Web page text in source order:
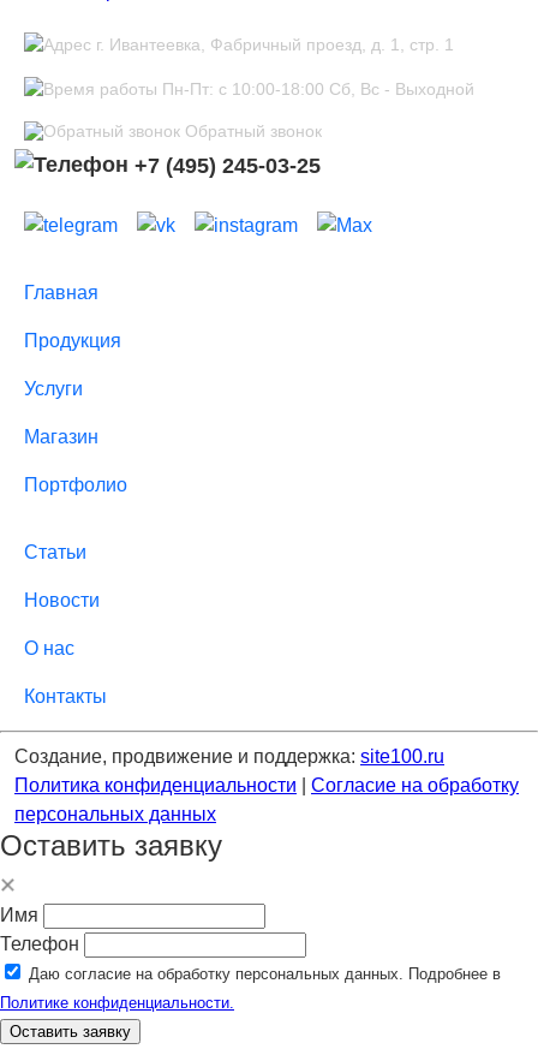
г. Ивантеевка, Фабричный проезд, д. 1, стр. 1
Пн-Пт: с 10:00-18:00 Сб, Вс - Выходной
Обратный звонок
+7 (495) 245-03-25
Главная
Продукция
Услуги
Магазин
Портфолио
Статьи
Новости
О нас
Контакты
Создание, продвижение и поддержка: site100.ru
Политика конфиденциальности
Согласие на обработку
персональных данных
Оставить заявку
Имя
Телефон
Даю согласие на обработку персональных данных. Подробнее в
Политике конфиденциальности.
Оставить заявку